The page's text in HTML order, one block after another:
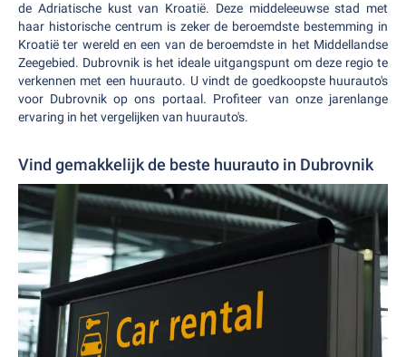
de Adriatische kust van Kroatië. Deze middeleeuwse stad met
haar historische centrum is zeker de beroemdste bestemming in
Kroatië ter wereld en een van de beroemdste in het Middellandse
Zeegebied. Dubrovnik is het ideale uitgangspunt om deze regio te
verkennen met een huurauto. U vindt de goedkoopste huurauto's
voor Dubrovnik op ons portaal. Profiteer van onze jarenlange
ervaring in het vergelijken van huurauto's.
Vind gemakkelijk de beste huurauto in Dubrovnik